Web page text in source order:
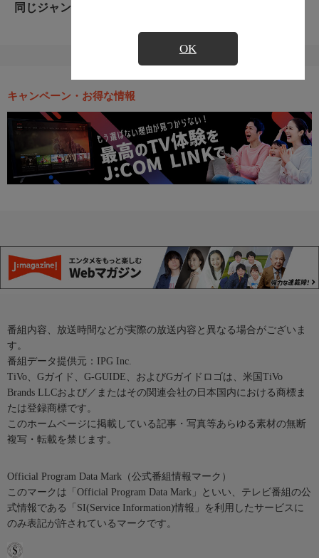
OK
同じジャンルのおすすめ番組
キャンペーン・お得な情報
番組内容、放送時間などが実際の放送内容と異なる場合がございま
す。
番組データ提供元：IPG Inc.
TiVo、Gガイド、G-GUIDE、およびGガイドロゴは、米国TiVo
Brands LLCおよび／またはその関連会社の日本国内における商標ま
たは登録商標です。
このホームページに掲載している記事・写真等あらゆる素材の無断
複写・転載を禁じます。
Official Program Data Mark（公式番組情報マーク）
このマークは「Official Program Data Mark」といい、テレビ番組の公
式情報である「SI(Service Information)情報」を利用したサービスに
のみ表記が許されているマークです。